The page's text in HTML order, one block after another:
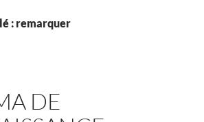
: remarquer
DE